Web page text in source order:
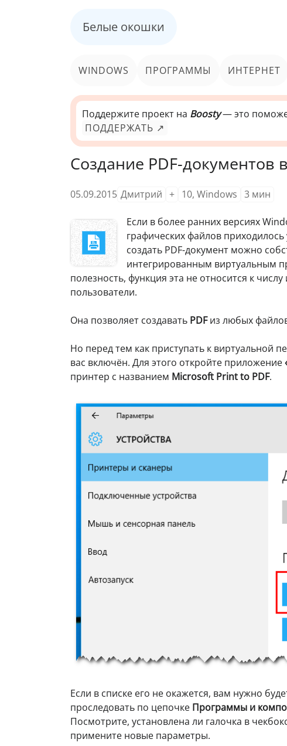
Белые окошки
WINDOWS ПРОГРАММЫ ИНТЕРНЕТ
Поддержите проект на Boosty— это
ПОДДЕРЖАТЬ ↗
Создание PDF-документов
05.09.2015 Дмитрий + 10, Windows 3 мин
Если в более ранних версиях
графических файлов
создать PDF-документ можно
интегрированным виртуальным
полезность, функция эта не относится к
пользователи.
Она позволяет создавать PDFиз любых
Но перед тем как приступать к виртуальной
вас включён. Для этого откройте приложение
принтер с названием Microsoft Print to PDF.
Если в списке его не окажется, вам нужно
проследовать по цепочке Программы и
Посмотрите, установлена ли галочка в
примените новые параметры.